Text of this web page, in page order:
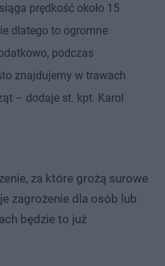
prędkość około 15
dlatego to ogromne
podczas
znajdujemy w trawach
– dodaje st. kpt. Karol
za które grożą surowe
zagrożenie dla osób lub
będzie to już